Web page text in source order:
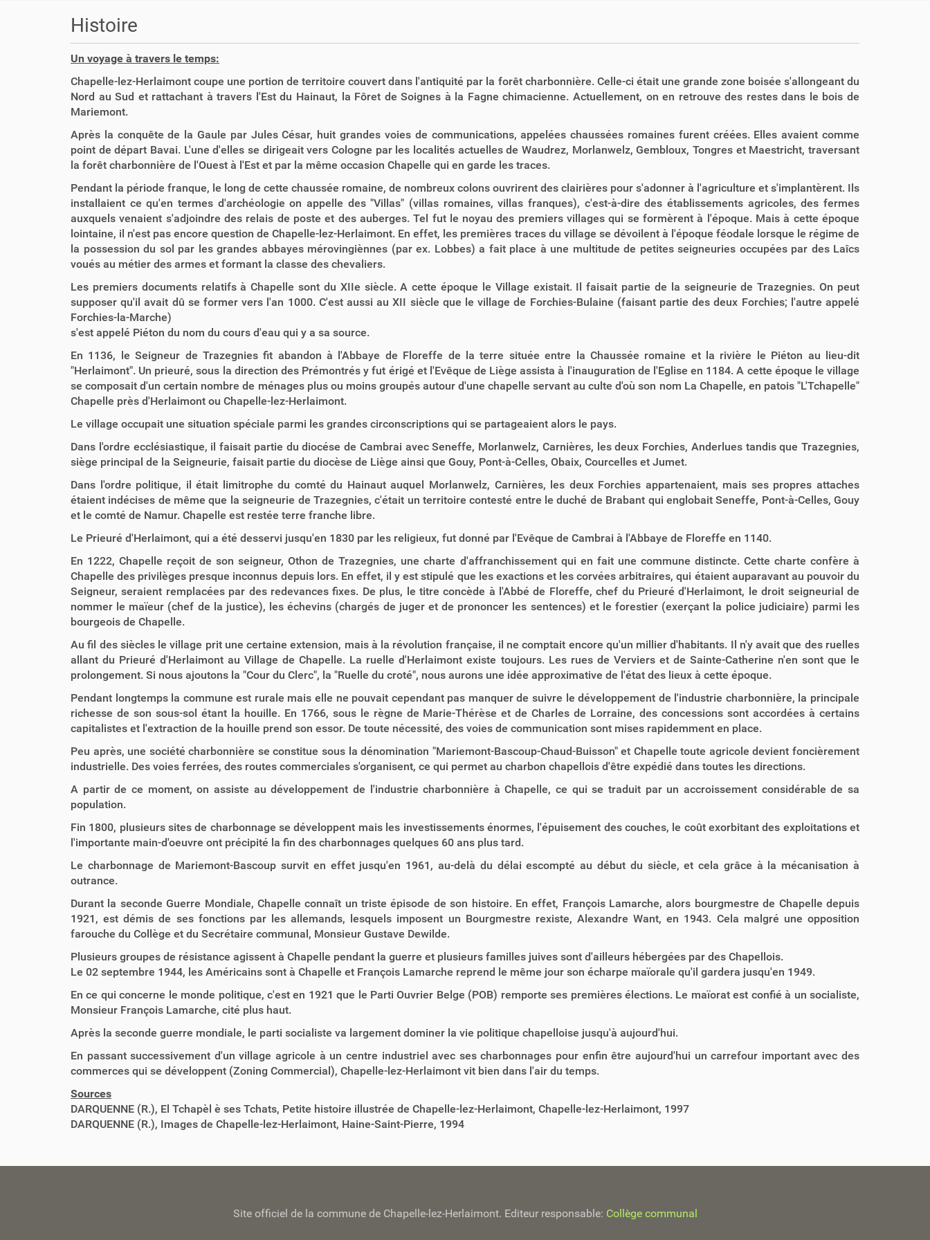
u
s
ê
t
e
s
i
i
:
Histoire
Un voyage à travers le temps:
Chapelle-lez-Herlaimont coupe une portion de territoire couvert dans l'antiquité par la forêt charbonnière. Celle-ci était une grande zone boisée s'allongeant du
Nord au Sud et rattachant à travers l'Est du Hainaut, la Fôret de Soignes à la Fagne chimacienne. Actuellement, on en retrouve des restes dans le bois de
Mariemont.
Après la conquête de la Gaule par Jules César, huit grandes voies de communications, appelées chaussées romaines furent créées. Elles avaient comme
point de départ Bavai. L'une d'elles se dirigeait vers Cologne par les localités actuelles de Waudrez, Morlanwelz, Gembloux, Tongres et Maestricht, traversant
la forêt charbonnière de l'Ouest à l'Est et par la même occasion Chapelle qui en garde les traces.
Pendant la période franque, le long de cette chaussée romaine, de nombreux colons ouvrirent des clairières pour s'adonner à l'agriculture et s'implantèrent. Ils
installaient ce qu'en termes d'archéologie on appelle des "Villas" (villas romaines, villas franques), c'est-à-dire des établissements agricoles, des fermes
auxquels venaient s'adjoindre des relais de poste et des auberges. Tel fut le noyau des premiers villages qui se formèrent à l'époque. Mais à cette époque
lointaine, il n'est pas encore question de Chapelle-lez-Herlaimont. En effet, les premières traces du village se dévoilent à l'époque féodale lorsque le régime de
la possession du sol par les grandes abbayes mérovingiènnes (par ex. Lobbes) a fait place à une multitude de petites seigneuries occupées par des Laîcs
voués au métier des armes et formant la classe des chevaliers.
Les premiers documents relatifs à Chapelle sont du XIIe siècle. A cette époque le Village existait. Il faisait partie de la seigneurie de Trazegnies. On peut
supposer qu'il avait dû se former vers l'an 1000. C'est aussi au XII siècle que le village de Forchies-Bulaine (faisant partie des deux Forchies; l'autre appelé
Forchies-la-Marche)
s'est appelé Piéton du nom du cours d'eau qui y a sa source.
En 1136, le Seigneur de Trazegnies fit abandon à l'Abbaye de Floreffe de la terre située entre la Chaussée romaine et la rivière le Piéton au lieu-dit
"Herlaimont". Un prieuré, sous la direction des Prémontrés y fut érigé et l'Evêque de Liège assista à l'inauguration de l'Eglise en 1184. A cette époque le village
se composait d'un certain nombre de ménages plus ou moins groupés autour d'une chapelle servant au culte d'où son nom La Chapelle, en patois "L'Tchapelle"
Chapelle près d'Herlaimont ou Chapelle-lez-Herlaimont.
Le village occupait une situation spéciale parmi les grandes circonscriptions qui se partageaient alors le pays.
Dans l'ordre ecclésiastique, il faisait partie du diocése de Cambrai avec Seneffe, Morlanwelz, Carnières, les deux Forchies, Anderlues tandis que Trazegnies,
siège principal de la Seigneurie, faisait partie du diocèse de Liège ainsi que Gouy, Pont-à-Celles, Obaix, Courcelles et Jumet.
Dans l'ordre politique, il était limitrophe du comté du Hainaut auquel Morlanwelz, Carnières, les deux Forchies appartenaient, mais ses propres attaches
étaient indécises de même que la seigneurie de Trazegnies, c'était un territoire contesté entre le duché de Brabant qui englobait Seneffe, Pont-à-Celles, Gouy
et le comté de Namur. Chapelle est restée terre franche libre.
Le Prieuré d'Herlaimont, qui a été desservi jusqu'en 1830 par les religieux, fut donné par l'Evêque de Cambrai à l'Abbaye de Floreffe en 1140.
En 1222, Chapelle reçoit de son seigneur, Othon de Trazegnies, une charte d'affranchissement qui en fait une commune distincte. Cette charte confère à
Chapelle des privilèges presque inconnus depuis lors. En effet, il y est stipulé que les exactions et les corvées arbitraires, qui étaient auparavant au pouvoir du
Seigneur, seraient remplacées par des redevances fixes. De plus, le titre concède à l'Abbé de Floreffe, chef du Prieuré d'Herlaimont, le droit seigneurial de
nommer le maïeur (chef de la justice), les échevins (chargés de juger et de prononcer les sentences) et le forestier (exerçant la police judiciaire) parmi les
bourgeois de Chapelle.
Au fil des siècles le village prit une certaine extension, mais à la révolution française, il ne comptait encore qu'un millier d'habitants. Il n'y avait que des ruelles
allant du Prieuré d'Herlaimont au Village de Chapelle. La ruelle d'Herlaimont existe toujours. Les rues de Verviers et de Sainte-Catherine n'en sont que le
prolongement. Si nous ajoutons la "Cour du Clerc", la "Ruelle du croté", nous aurons une idée approximative de l'état des lieux à cette époque.
Pendant longtemps la commune est rurale mais elle ne pouvait cependant pas manquer de suivre le développement de l'industrie charbonnière, la principale
richesse de son sous-sol étant la houille. En 1766, sous le règne de Marie-Thérèse et de Charles de Lorraine, des concessions sont accordées à certains
capitalistes et l'extraction de la houille prend son essor. De toute nécessité, des voies de communication sont mises rapidemment en place.
Peu après, une société charbonnière se constitue sous la dénomination "Mariemont-Bascoup-Chaud-Buisson" et Chapelle toute agricole devient foncièrement
industrielle. Des voies ferrées, des routes commerciales s'organisent, ce qui permet au charbon chapellois d'être expédié dans toutes les directions.
A partir de ce moment, on assiste au développement de l'industrie charbonnière à Chapelle, ce qui se traduit par un accroissement considérable de sa
population.
Fin 1800, plusieurs sites de charbonnage se développent mais les investissements énormes, l'épuisement des couches, le coût exorbitant des exploitations et
l'importante main-d'oeuvre ont précipité la fin des charbonnages quelques 60 ans plus tard.
Le charbonnage de Mariemont-Bascoup survit en effet jusqu'en 1961, au-delà du délai escompté au début du siècle, et cela grâce à la mécanisation à
outrance.
Durant la seconde Guerre Mondiale, Chapelle connaît un triste épisode de son histoire. En effet, François Lamarche, alors bourgmestre de Chapelle depuis
1921, est démis de ses fonctions par les allemands, lesquels imposent un Bourgmestre rexiste, Alexandre Want, en 1943. Cela malgré une opposition
farouche du Collège et du Secrétaire communal, Monsieur Gustave Dewilde.
Plusieurs groupes de résistance agissent à Chapelle pendant la guerre et plusieurs familles juives sont d'ailleurs hébergées par des Chapellois.
Le 02 septembre 1944, les Américains sont à Chapelle et François Lamarche reprend le même jour son écharpe maïorale qu'il gardera jusqu'en 1949.
En ce qui concerne le monde politique, c'est en 1921 que le Parti Ouvrier Belge (POB) remporte ses premières élections. Le maïorat est confié à un socialiste,
Monsieur François Lamarche, cité plus haut.
Après la seconde guerre mondiale, le parti socialiste va largement dominer la vie politique chapelloise jusqu'à aujourd'hui.
En passant successivement d'un village agricole à un centre industriel avec ses charbonnages pour enfin être aujourd'hui un carrefour important avec des
commerces qui se développent (Zoning Commercial), Chapelle-lez-Herlaimont vit bien dans l'air du temps.
Sources
DARQUENNE (R.), El Tchapèl è ses Tchats, Petite histoire illustrée de Chapelle-lez-Herlaimont, Chapelle-lez-Herlaimont, 1997
DARQUENNE (R.), Images de Chapelle-lez-Herlaimont, Haine-Saint-Pierre, 1994
Site officiel de la commune de Chapelle-lez-Herlaimont. Editeur responsable: Collège communal